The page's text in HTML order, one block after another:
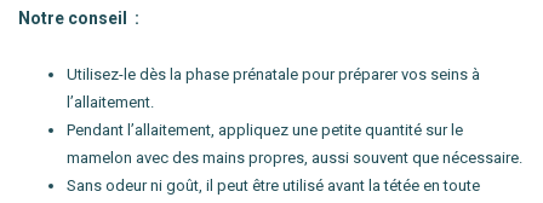
Notre conseil :
Utilisez-le dès la phase prénatale pour préparer vos seins à
l’allaitement.
Pendant l’allaitement, appliquez une petite quantité sur le
mamelon avec des mains propres, aussi souvent que nécessaire.
Sans odeur ni goût, il peut être utilisé avant la tétée en toute